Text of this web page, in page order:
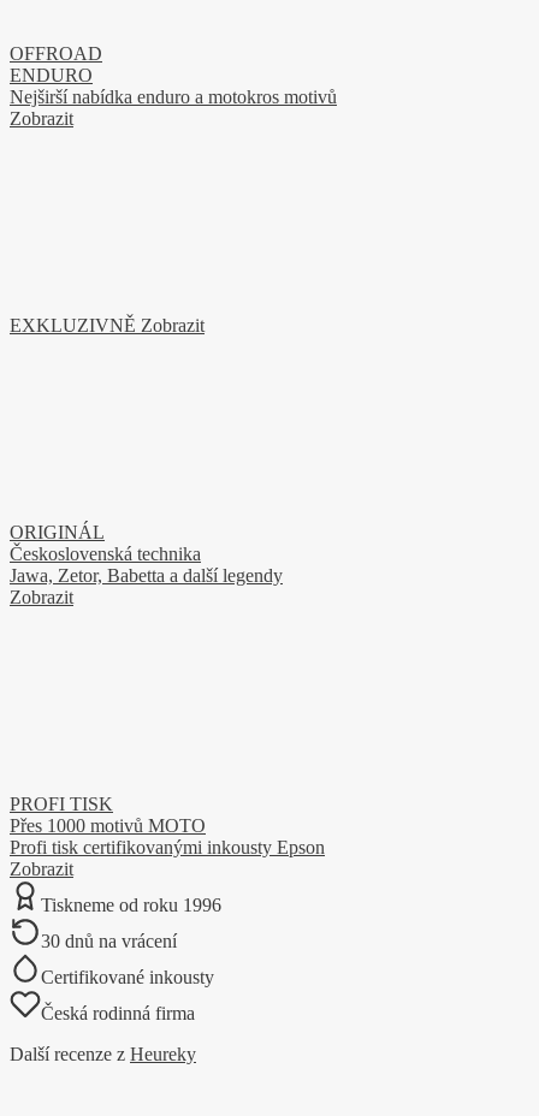
OFFROAD
ENDURO
Nejširší nabídka enduro a motokros motivů
Zobrazit
EXKLUZIVNĚ Zobrazit
ORIGINÁL
Československá technika
Jawa, Zetor, Babetta a další legendy
Zobrazit
PROFI TISK
Přes 1000 motivů MOTO
Profi tisk certifikovanými inkousty Epson
Zobrazit
Tiskneme od roku 1996
30 dnů na vrácení
Certifikované inkousty
Česká rodinná firma
Další recenze z Heureky